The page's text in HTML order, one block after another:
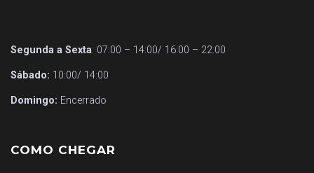
Segunda a Sexta: 07:00 – 14:00/ 16:00 – 22:00
Sábado: 10:00/ 14:00
Domingo: Encerrado
COMO CHEGAR